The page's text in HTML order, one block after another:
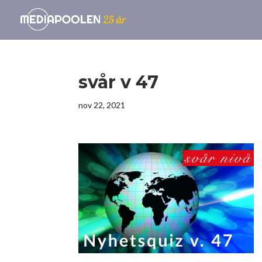
svår v 47
nov 22, 2021